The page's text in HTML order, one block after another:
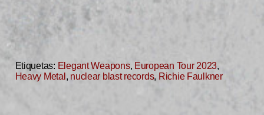
Etiquetas: Elegant Weapons, European Tour 2023,
Heavy Metal , nuclear blast records, Richie Faulkner